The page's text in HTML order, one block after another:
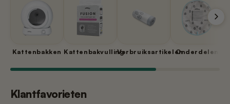
Kattenbakken KattenbakvullingVerbruiksartikelenOnderdelen
Klantfavorieten